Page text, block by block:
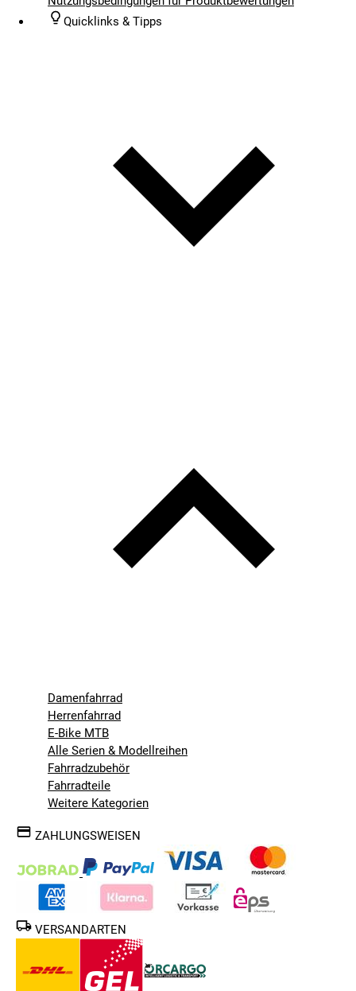
Quicklinks & Tipps
Damenfahrrad
Herrenfahrrad
E-Bike MTB
Alle Serien & Modellreihen
Fahrradzubehör
Fahrradteile
Weitere Kategorien
ZAHLUNGSWEISEN
VERSANDARTEN